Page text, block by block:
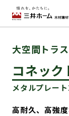
大空間トラ
コネック
メタルプレー
高耐久、高強